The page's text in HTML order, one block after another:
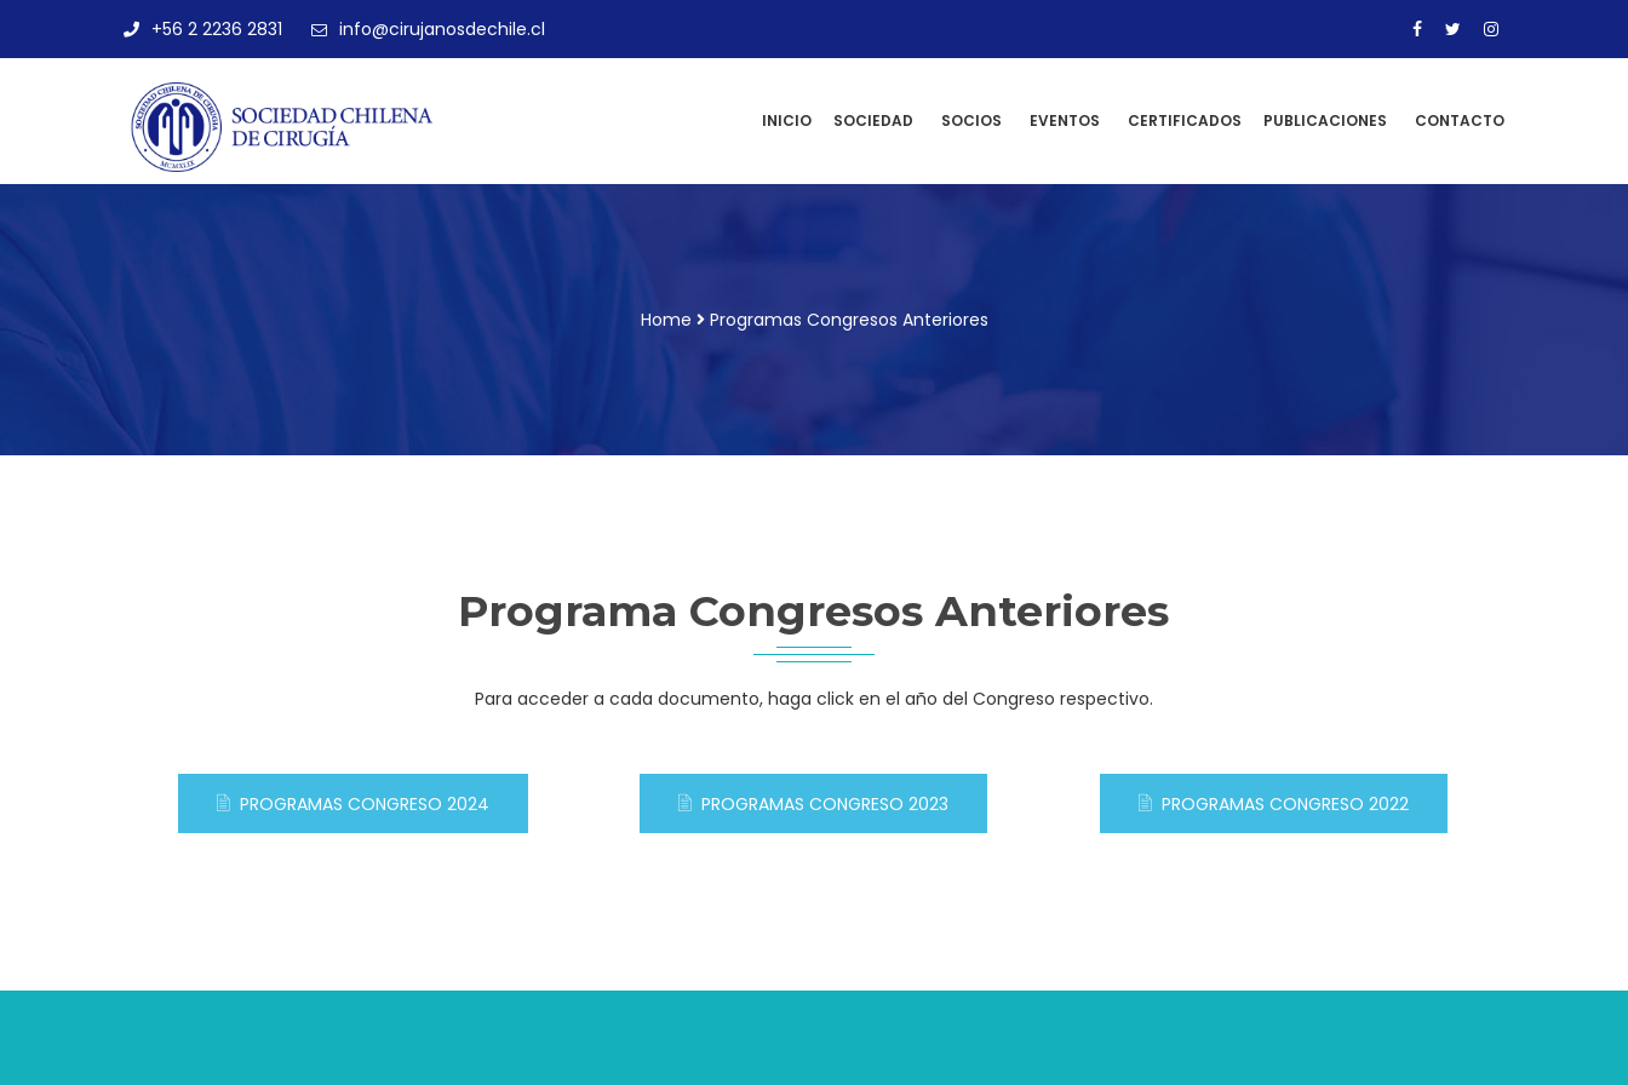
+56 2 2236 2831 info@cirujanosdechile.cl
INICIO SOCIEDAD SOCIOS EVENTOS CERTIFICADOS PUBLICACIONES CONTACTO
Home Programas Congresos Anteriores
Programa Congresos Anteriores
Para acceder a cada documento, haga click en el año del Congreso respectivo.
PROGRAMAS CONGRESO 2024 PROGRAMAS CONGRESO 2023 PROGRAMAS CONGRESO 2022